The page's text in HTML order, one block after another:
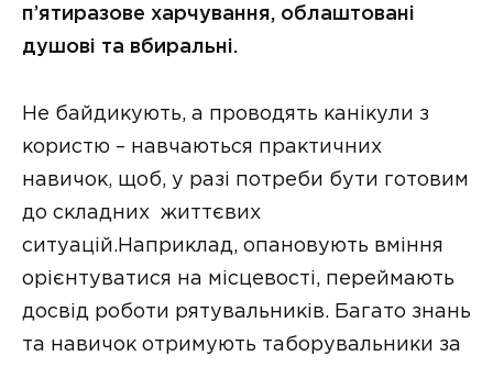
п’ятиразове харчування, облаштовані
душові та вбиральні.
Не байдикують, а проводять канікули з
користю – навчаються практичних
навичок, щоб, у разі потреби бути готовим
до складних життєвих
ситуацій.Наприклад, опановують вміння
орієнтуватися на місцевості, переймають
досвід роботи рятувальників. Багато знань
та навичок отримують таборувальники за